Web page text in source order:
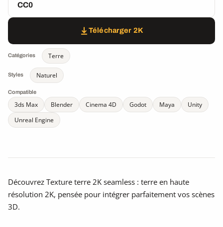
CC0
Télécharger 2K
Catégories Terre
Styles Naturel
Compatible
3ds Max Blender Cinema 4D Godot Maya
Unity
Unreal Engine
Découvrez Texture terre 2K seamless : terre en haute
résolution 2K, pensée pour intégrer parfaitement vos scènes
3D.